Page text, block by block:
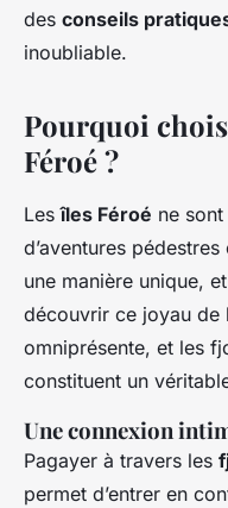
des conseils
inoubliable.
Pourquoi
Féroé ?
Lesîles Féroé ne
d’aventures
une manière unique,
découvrir ce joyau de
omniprésente, et les
constituent un
Une connexion
Pagayer à travers les
permet d’entrer en